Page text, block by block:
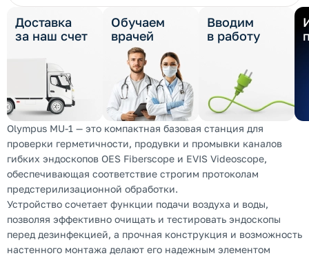
Доставка
за наш счет
Обучаем
врачей
Вводим
в работу
Olympus MU-1 — это компактная базовая станция для
проверки герметичности, продувки и промывки каналов
гибких эндоскопов OES Fiberscope и EVIS Videoscope,
обеспечивающая соответствие строгим протоколам
предстерилизационной обработки.
Устройство сочетает функции подачи воздуха и воды,
позволяя эффективно очищать и тестировать эндоскопы
перед дезинфекцией, а прочная конструкция и возможность
настенного монтажа делают его надежным элементом